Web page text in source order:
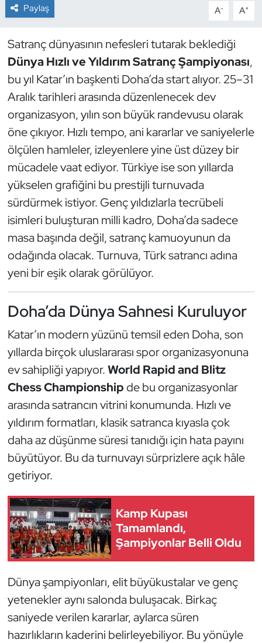
Paylaş A- A+
Satranç dünyasının nefesleri tutarak beklediği
Dünya Hızlı ve Yıldırım Satranç Şampiyonası,
bu yıl Katar’ın başkenti Doha’da start alıyor. 25–31
Aralık tarihleri arasında düzenlenecek dev
organizasyon, yılın son büyük randevusu olarak
öne çıkıyor. Hızlı tempo, ani kararlar ve saniyelerle
ölçülen hamleler, izleyenlere yine üst düzey bir
mücadele vaat ediyor. Türkiye ise son yıllarda
yükselen grafiğini bu prestijli turnuvada
sürdürmek istiyor. Genç yıldızlarla tecrübeli
isimleri buluşturan milli kadro, Doha’da sadece
masa başında değil, satranç kamuoyunun da
odağında olacak. Turnuva, Türk satrancı adına
yeni bir eşik olarak görülüyor.
Doha’da Dünya Sahnesi Kuruluyor
Katar’ın modern yüzünü temsil eden Doha, son
yıllarda birçok uluslararası spor organizasyonuna
ev sahipliği yapıyor.World Rapid and Blitz
Chess Championshipde bu organizasyonlar
arasında satrancın vitrini konumunda. Hızlı ve
yıldırım formatları, klasik satranca kıyasla çok
daha az düşünme süresi tanıdığı için hata payını
büyütüyor. Bu da turnuvayı sürprizlere açık hâle
getiriyor.
Kamp Kupası
Tamamlandı,
Şampiyonlar Belli Oldu
Dünya şampiyonları, elit büyükustalar ve genç
yetenekler aynı salonda buluşacak. Birkaç
saniyede verilen kararlar, aylarca süren
hazırlıkların kaderini belirleyebiliyor. Bu yönüyle
Dövüş Sanatı
E-Spor
Eskrim
Futbol
Futsal
Genel
Golf
Güreş
Hava Sporları
Hentbol
İşitme Engelli Sporcular
Judo ve Kuraş
Kano ve Rafting
Karate
Kayak
Kempo
Kürek
Masa Tenisi